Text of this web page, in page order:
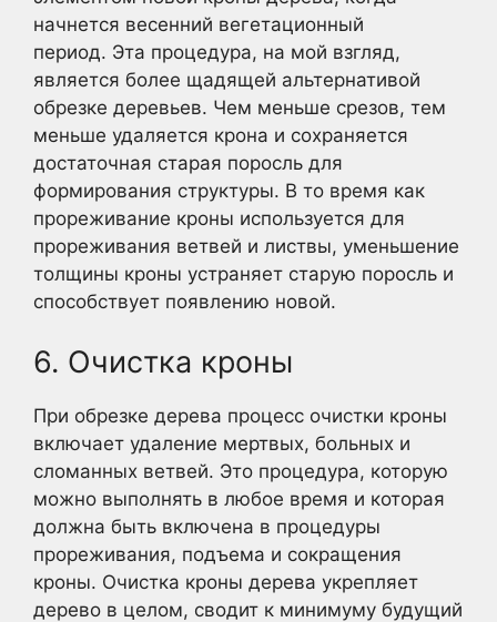
начнется весенний вегетационный
период. Эта процедура, на мой взгляд,
является более щадящей альтернативой
обрезке деревьев. Чем меньше срезов, тем
меньше удаляется крона и сохраняется
достаточная старая поросль для
формирования структуры. В то время как
прореживание кроны используется для
прореживания ветвей и листвы, уменьшение
толщины кроны устраняет старую поросль и
способствует появлению новой.
6. Очистка кроны
При обрезке дерева процесс очистки кроны
включает удаление мертвых, больных и
сломанных ветвей. Это процедура, которую
можно выполнять в любое время и которая
должна быть включена в процедуры
прореживания, подъема и сокращения
кроны. Очистка кроны дерева укрепляет
дерево в целом, сводит к минимуму будущий